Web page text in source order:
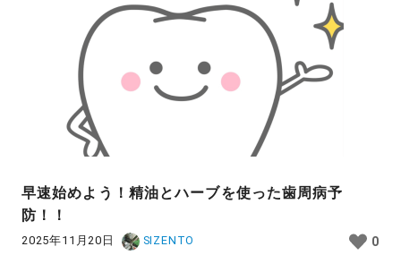
早速始めよう！精油とハーブを使った歯周病予
防！！
2025年11月20日 SIZENTO 0